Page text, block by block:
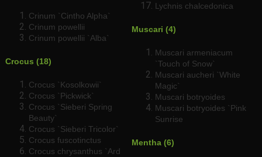
Crinum `Cintho Alpha`
Crinum powellii
Crinum powellii `Alba`
Crocus (18)
Crocus `Kosolkowii`
Crocus `Pickwick`
Crocus `Sieberi Spring
Beauty`
Crocus `Sieberi Tricolor`
Crocus fuscotinctus
Crocus chrysanthus `Ard
Lychnis chalcedonica
Muscari (4)
Muscari armeniacum
`Touch of Snow`
Muscari aucheri `White
Magic`
Muscari botryoides
Muscari botryoides `Pink
Sunrise
Mentha (6)